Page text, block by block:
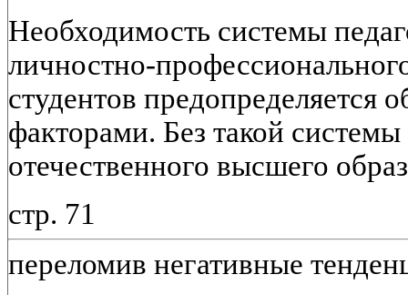
Необходимость системы
личностно-
студентов предопределяется
факторами. Без такой
отечественного высшего
стр. 71
переломив негативные